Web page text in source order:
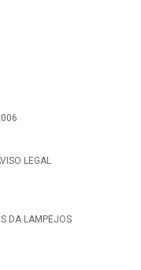
LEGAL
DA LAMPEJOS